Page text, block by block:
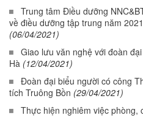
Trung tâm Điều dưỡng
về điều dưỡng tập trung năm
(06/04/2021)
Giao lưu văn nghệ với đoàn
Hà (12/04/2021)
Đoàn đại biểu người có công
tích Truông Bồn (29/04/2021)
Thực hiện nghiêm việc phòng,